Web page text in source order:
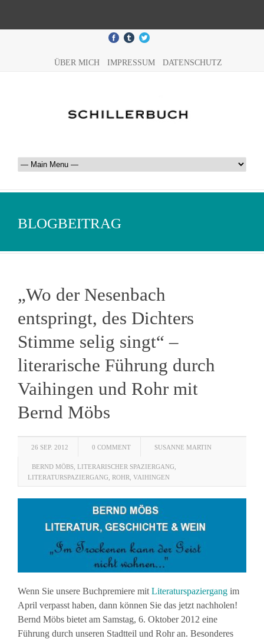
ÜBER MICH IMPRESSUM DATENSCHUTZ
BLOGBEITRAG
„Wo der Nesenbach
entspringt, des Dichters
Stimme selig singt“ –
literarische Führung durch
Vaihingen und Rohr mit
Bernd Möbs
26 SEP. 2012 0 COMMENT SUSANNE MARTIN
BERND MÖBS LITERARISCHER SPAZIERGANG
LITERATURSPAZIERGANG ROHR VAIHINGEN
Wenn Sie unsere Buchpremiere mit Literaturspaziergang im
April verpasst haben, dann können Sie das jetzt nachholen!
Bernd Möbs bietet am Samstag, 6. Oktober 2012 eine
Führung durch unseren Stadtteil und Rohr an. Besonderes